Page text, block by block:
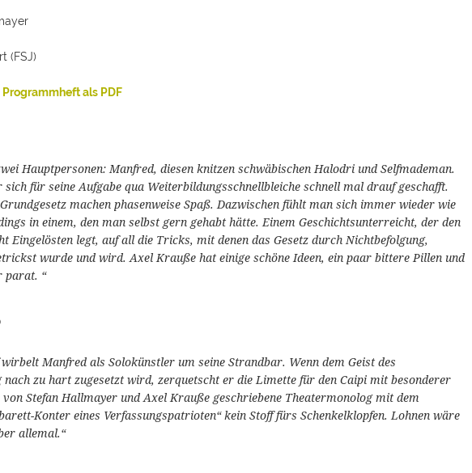
(FSJ)
Programmheft als PDF
Hauptpersonen: Manfred, diesen knitzen schwäbischen Halodri und Selfmademan.
sich für seine Aufgabe qua Weiterbildungsschnellbleiche schnell mal drauf geschafft.
machen phasenweise Spaß. Dazwischen fühlt man sich immer wieder wie
in einem, den man selbst gern gehabt hätte. Einem Geschichtsunterreicht, der den
Eingelösten legt, auf all die Tricks, mit denen das Gesetz durch Nichtbefolgung,
wurde und wird. Axel Krauße hat einige schöne Ideen, ein paar bittere Pillen und
parat. “
Manfred als Solokünstler um seine Strandbar. Wenn dem Geist des
nach zu hart zugesetzt wird, zerquetscht er die Limette für den Caipi mit besonderer
Stefan Hallmayer und Axel Krauße geschriebene Theatermonolog mit dem
Konter eines Verfassungspatrioten“ kein Stoff fürs Schenkelklopfen. Lohnen wäre
allemal.“